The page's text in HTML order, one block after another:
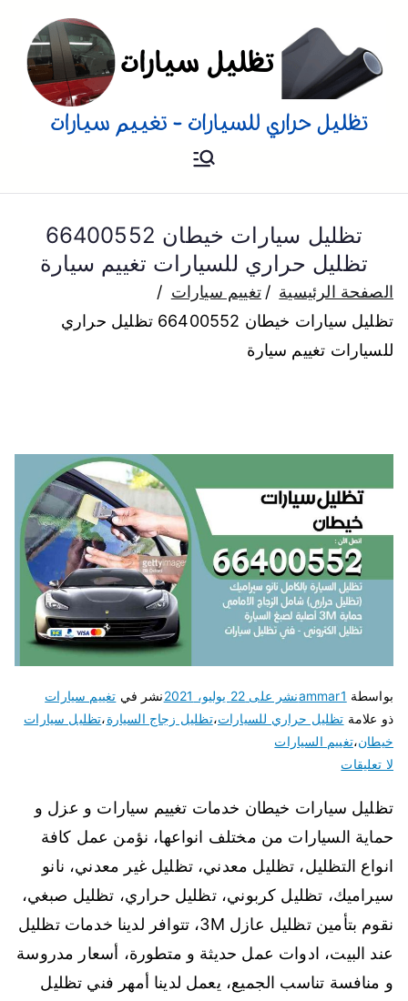
للسيارات
تظليل سيارات خيطان 66400552
تظليل حراري للسيارات تغييم سيارة
الصفحة الرئيسية
تغييم سيارات
تظليل سيارات خيطان 66400552 تظليل حراري
للسيارات تغييم سيارة
بواسطة ammar1نشر على 22 يوليو، 2021 نشر في تغييم سيارات
ذو علامة تظليل حراري للسيارات،تظليل زجاج السيارة،تظليل سيارات
خيطان،تغييم السيارات
لا تعليقات
تظليل سيارات خيطان خدمات تغييم سيارات و عزل و
حماية السيارات من مختلف انواعها، نؤمن عمل كافة
انواع التظليل، تظليل معدني، تظليل غير معدني، نانو
سيراميك، تظليل كربوني، تظليل حراري، تظليل صبغي،
نقوم بتأمين تظليل عازل 3M، تتوافر لدينا خدمات تظليل
عند البيت، ادوات عمل حديثة و متطورة، أسعار مدروسة
و منافسة تناسب الجميع، يعمل لدينا أمهر فني تظليل